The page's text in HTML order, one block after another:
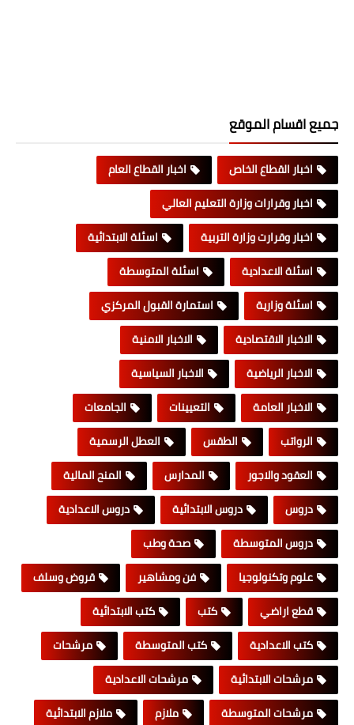
جميع اقسام الموقع
اخبار القطاع الخاص
اخبار القطاع العام
اخبار وقرارات وزارة التعليم العالي
اخبار وقرارت وزارة التربية
اسئلة الابتدائية
اسئلة الاعدادية
اسئلة المتوسطة
اسئلة وزارية
استمارة القبول المركزي
الاخبار الاقتصادية
الاخبار الامنية
الاخبار الرياضية
الاخبار السياسية
الاخبار العامة
التعيينات
الجامعات
الرواتب
الطقس
العطل الرسمية
العقود والاجور
المدارس
المنح المالية
دروس
دروس الابتدائية
دروس الاعدادية
دروس المتوسطة
صحة وطب
علوم وتكنولوجيا
فن ومشاهير
قروض وسلف
قطع اراضي
كتب
كتب الابتدائية
كتب الاعدادية
كتب المتوسطة
مرشحات
مرشحات الابتدائية
مرشحات الاعدادية
مرشحات المتوسطة
ملازم
ملازم الابتدائية